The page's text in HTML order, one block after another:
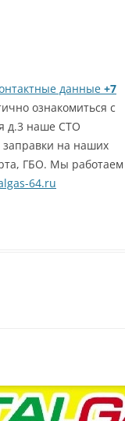
данные +7
ознакомиться с
д.3 наше СТО
заправки на наших
ГБО. Мы работаем
64.ru